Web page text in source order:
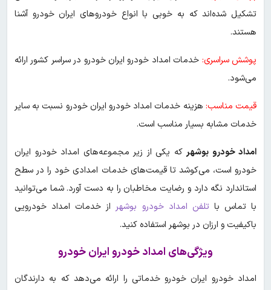
تشکیل شده‌اند که به خوبی با انواع خودروهای ایران خودرو آشنا
هستند.
پوشش سراسری: خدمات امداد خودرو ایران خودرو در سراسر کشور ارائه
می‌شود.
قیمت مناسب: هزینه خدمات امداد خودرو ایران خودرو نسبت به سایر
خدمات مشابه بسیار مناسب است.
امداد خودرو بوشهر که یکی از زیر مجموعه‌های امداد خودرو ایران
خودرو است، می‌کوشد تا قیمت‌های خدمات امدادی خود را در سطح
استاندارد نگه دارد و رضایت مخاطبان را به دست آورد. شما می‌توانید
با تماس باتلفن امداد خودرو بوشهر از خدمات امداد خودرویی
باکیفیت و ارزان در بوشهر استفاده کنید.
ویژگی‌های امداد خودرو ایران خودرو
امداد خودرو ایران خودرو خدماتی را ارائه می‌دهد که به دارندگان